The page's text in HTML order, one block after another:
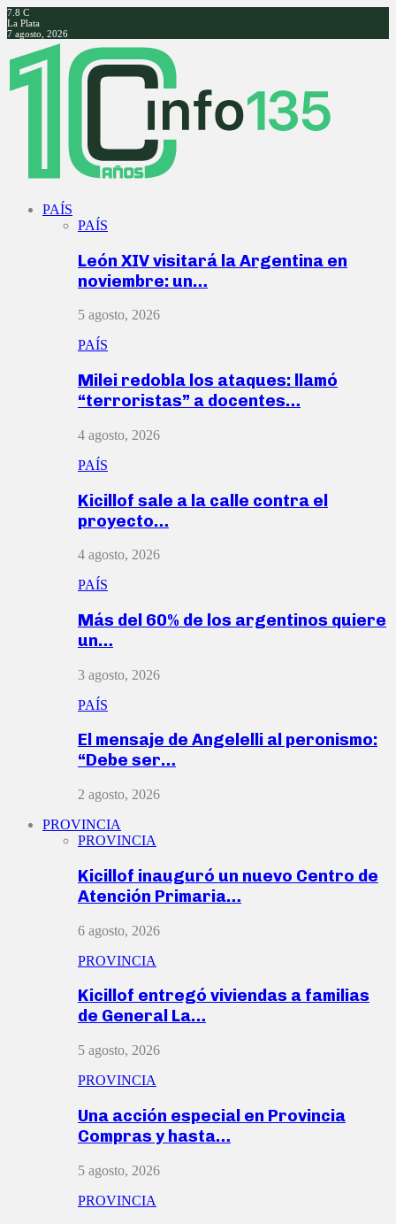
7.8 C
La Plata
7 agosto, 2026
Facebook
Twitter
Instagram
Youtube
PAÍS
PAÍS
León XIV visitará la Argentina en
noviembre: un…
5 agosto, 2026
PAÍS
Milei redobla los ataques: llamó
“terroristas” a docentes…
4 agosto, 2026
PAÍS
Kicillof sale a la calle contra el
proyecto…
4 agosto, 2026
PAÍS
Más del 60% de los argentinos quiere
un…
3 agosto, 2026
PAÍS
El mensaje de Angelelli al peronismo:
“Debe ser…
2 agosto, 2026
PROVINCIA
PROVINCIA
Kicillof inauguró un nuevo Centro de
Atención Primaria…
6 agosto, 2026
PROVINCIA
Kicillof entregó viviendas a familias
de General La…
5 agosto, 2026
PROVINCIA
Una acción especial en Provincia
Compras y hasta…
5 agosto, 2026
PROVINCIA